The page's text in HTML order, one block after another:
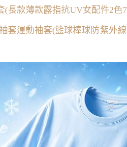
(長款薄款露指抗UV女配件2色
套運動袖套(籃球棒球防紫外